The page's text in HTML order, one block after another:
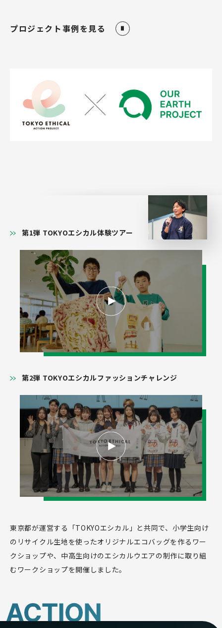
プロジェクト事例を見る
第1弾 TOKYOエシカル体験ツアー
第2弾 TOKYOエシカルファッションチャレンジ
東京都が運営する「TOKYOエシカル」と共同で、小学生向け
のリサイクル生地を使ったオリジナルエコバッグを作るワー
クショップや、中高生向けのエシカルウエアの制作に取り組
むワークショップを開催しました。